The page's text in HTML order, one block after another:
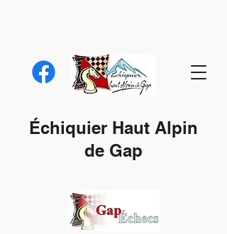
Échiquier Haut Alpin
de Gap